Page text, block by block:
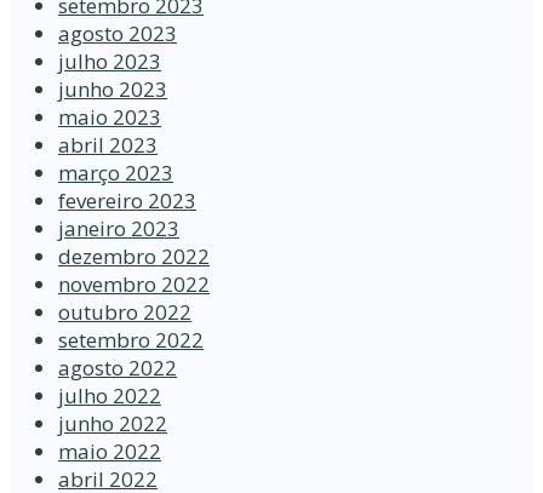
agosto 2023
julho 2023
junho 2023
maio 2023
abril 2023
março 2023
fevereiro 2023
janeiro 2023
dezembro 2022
novembro 2022
outubro 2022
setembro 2022
agosto 2022
julho 2022
junho 2022
maio 2022
abril 2022